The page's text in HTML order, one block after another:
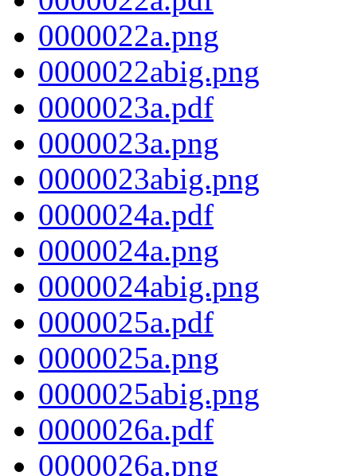
0000022a.png
0000022abig.png
0000023a.pdf
0000023a.png
0000023abig.png
0000024a.pdf
0000024a.png
0000024abig.png
0000025a.pdf
0000025a.png
0000025abig.png
0000026a.pdf
0000026a.png